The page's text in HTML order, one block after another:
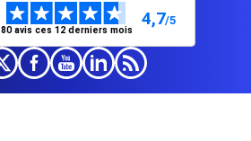
80 avis ces 12 derniers mois
4,7/5